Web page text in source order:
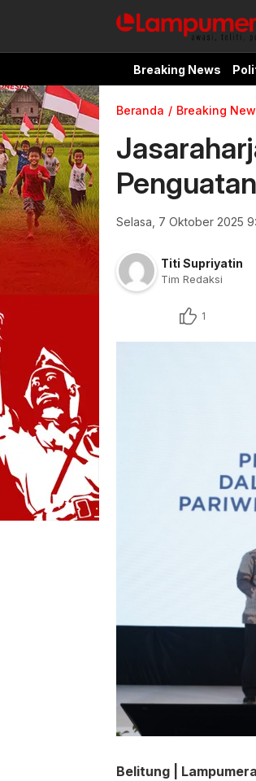
Breaking News
Beranda Breaking
Selasa, 7 Oktober 2025
Titi Supriyatin
Tim Redaksi
1
Belitung |